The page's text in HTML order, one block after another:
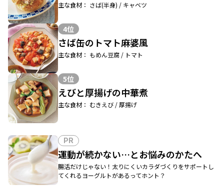
主な食材： さば(半身) / キャベツ
4位
さば缶のトマト麻婆風
主な食材： もめん豆腐 / トマト
5位
えびと厚揚げの中華煮
主な食材： むきえび / 厚揚げ
PR
運動が続かない…とお悩みのかたへ
腸活だけじゃない！太りにくいカラダづくりをサポートし
てくれるヨーグルトがあるってホント？